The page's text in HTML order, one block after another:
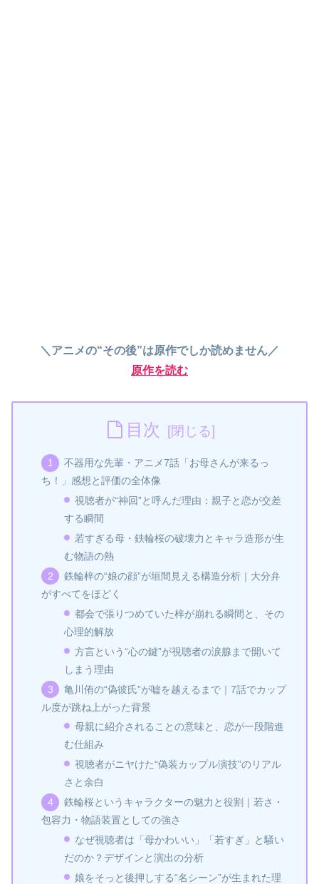
＼アニメの“その後”は原作でしか読めません／
原作を読む
目次
不器用な先輩・アニメ7話「お母さんが来るっ
ち！」感想と評価の全体像
視聴者が“神回”と呼んだ理由：親子と恋が交差
する瞬間
若すぎる母・鉄輪桜の破壊力とキャラ造形が生
む物語の熱
鉄輪梓の“娘の顔”が垣間見える構造分析｜大分弁
がすべてをほどく
都会で張りつめていた梓が崩れる瞬間と、その
心理的解放
方言という“心の鍵”が視聴者の涙腺まで開いて
しまう理由
亀川侑の“偽彼氏”が嘘を越えるまで｜7話でカップ
ル度が跳ね上がった背景
母親に紹介されることの意味と、恋が一段階進
む仕組み
視聴者がニヤけた“偽装カップル演技”のリアル
さと余白
鉄輪桜というキャラクターの魅力と役割｜若さ・
包容力・物語装置としての強さ
なぜ視聴者は「母かわいい」「若すぎ」と騒い
だのか？デザインと演出の分析
娘をそっと後押しする“名シーン”が生まれた理